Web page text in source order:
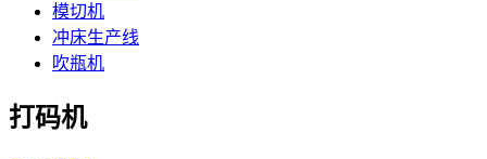
模切机
冲床生产线
吹瓶机
打码机